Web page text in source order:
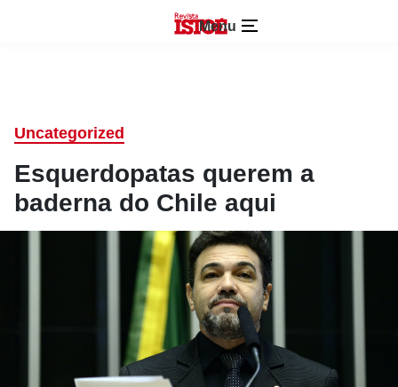
Menu
Uncategorized
Esquerdopatas querem a
baderna do Chile aqui